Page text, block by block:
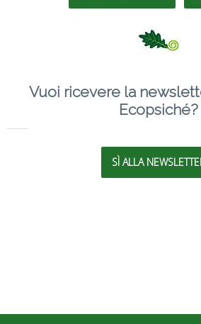
Vuoi ricevere la
Ecopsiché?
SÌ ALLA